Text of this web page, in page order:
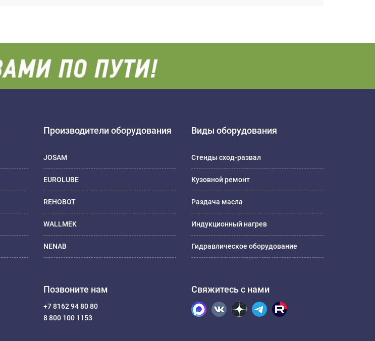
Производители оборудования
JOSAM
EUROLUBE
REHOBOT
WALLMEK
NENAB
Виды оборудования
Стенды сход-развал
Кузовной ремонт
Раздача масла
Индукционный нагрев
Гидравлическое оборудование
Позвоните нам
+7 8162 94 80 80
8 800 100 1153
Свяжитесь с нами